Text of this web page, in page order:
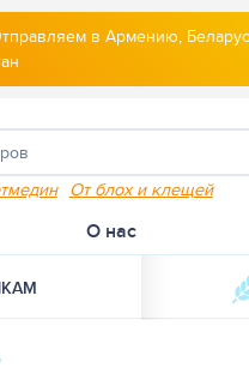
в Армению,
От блох и клещей
О нас